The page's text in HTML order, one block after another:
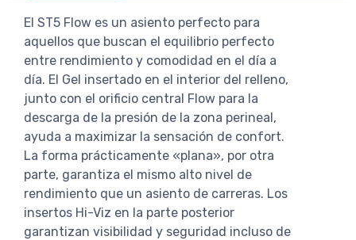
El ST5 Flow es un asiento perfecto para
aquellos que buscan el equilibrio perfecto
entre rendimiento y comodidad en el día a
día. El Gel insertado en el interior del relleno,
junto con el orificio central Flow para la
descarga de la presión de la zona perineal,
ayuda a maximizar la sensación de confort.
La forma prácticamente «plana», por otra
parte, garantiza el mismo alto nivel de
rendimiento que un asiento de carreras. Los
insertos Hi-Viz en la parte posterior
garantizan visibilidad y seguridad incluso de